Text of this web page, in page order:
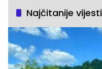
Najčitanije vijesti